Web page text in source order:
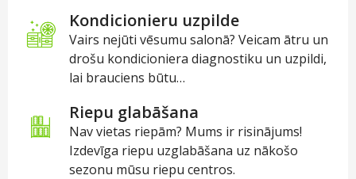
Kondicionieru uzpilde
Vairs nejūti vēsumu salonā? Veicam ātru un
drošu kondicioniera diagnostiku un uzpildi,
lai brauciens būtu…
Riepu glabāšana
Nav vietas riepām? Mums ir risinājums!
Izdevīga riepu uzglabāšana uz nākošo
sezonu mūsu riepu centros.